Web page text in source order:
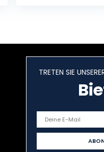
TRETEN SIE